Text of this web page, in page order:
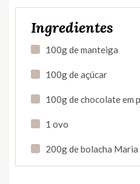
Ingredientes
100g de manteiga
100g de açúcar
100g de chocolate em
1 ovo
200g de bolacha